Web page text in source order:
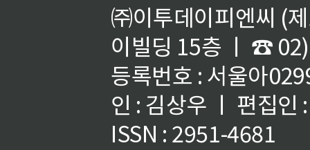
㈜이투데이피엔씨 (
이빌딩 15층 ㅣ ☎
등록번호 : 서울아
인 : 김상우 ㅣ 편집인
ISSN : 2951-4681